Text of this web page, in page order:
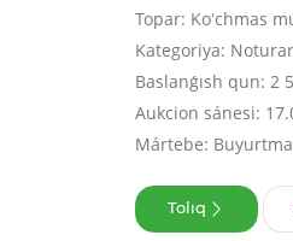
Topar: Koʻchmas
Kategoriya:
Baslanǵısh qun: 2
Aukcion sánesi:
Mártebe:
Tolıq